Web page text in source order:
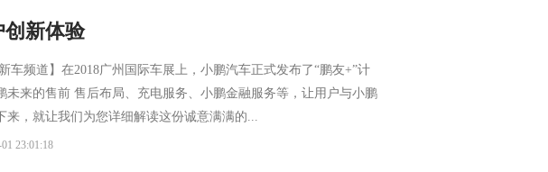
创新体验
车频道】在2018广州国际车展上，小鹏汽车正式发布了“鹏友+”计
未来的售前 售后布局、充电服务、小鹏金融服务等，让用户与小鹏
来，就让我们为您详细解读这份诚意满满的...
23:01:18